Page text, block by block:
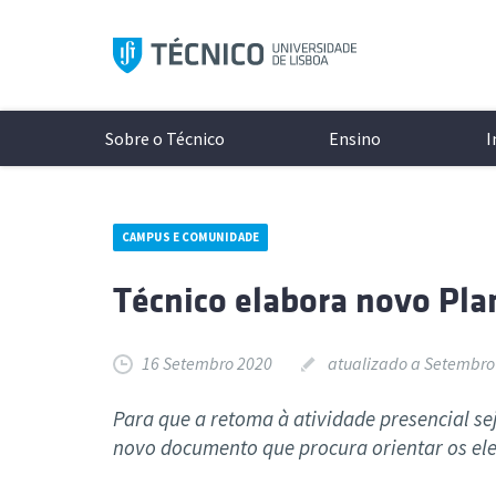
Sobre o Técnico
História
Logo e
Ensino
Campi
As últimas notícias e eventos
Todos
CAMPUS E COMUNIDADE
Técnico elabora novo
16 Setembro 2020 atualizado a
Para que a retoma à atividade presencial
novo documento que procura orientar os